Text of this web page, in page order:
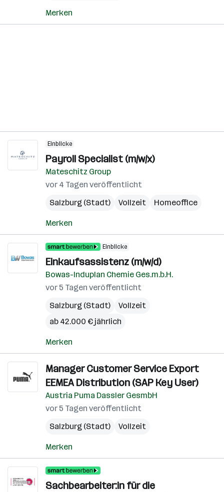
Merken
Einblicke
Payroll Specialist (m/w/x)
Mateschitz Group
vor 4 Tagen veröffentlicht
Salzburg (Stadt)
Vollzeit Homeoffice
Merken
Einblicke
Einkaufsassistenz (m/w/d)
Bowas-Induplan Chemie Ges.m.b.H.
vor 5 Tagen veröffentlicht
Salzburg (Stadt)
Vollzeit
ab 42.000 € jährlich
Merken
Manager Customer Service Export
EEMEA Distribution (SAP Key User)
Austria Puma Dassler GesmbH
vor 5 Tagen veröffentlicht
Salzburg (Stadt)
Vollzeit
Merken
Sachbearbeiter:in für die